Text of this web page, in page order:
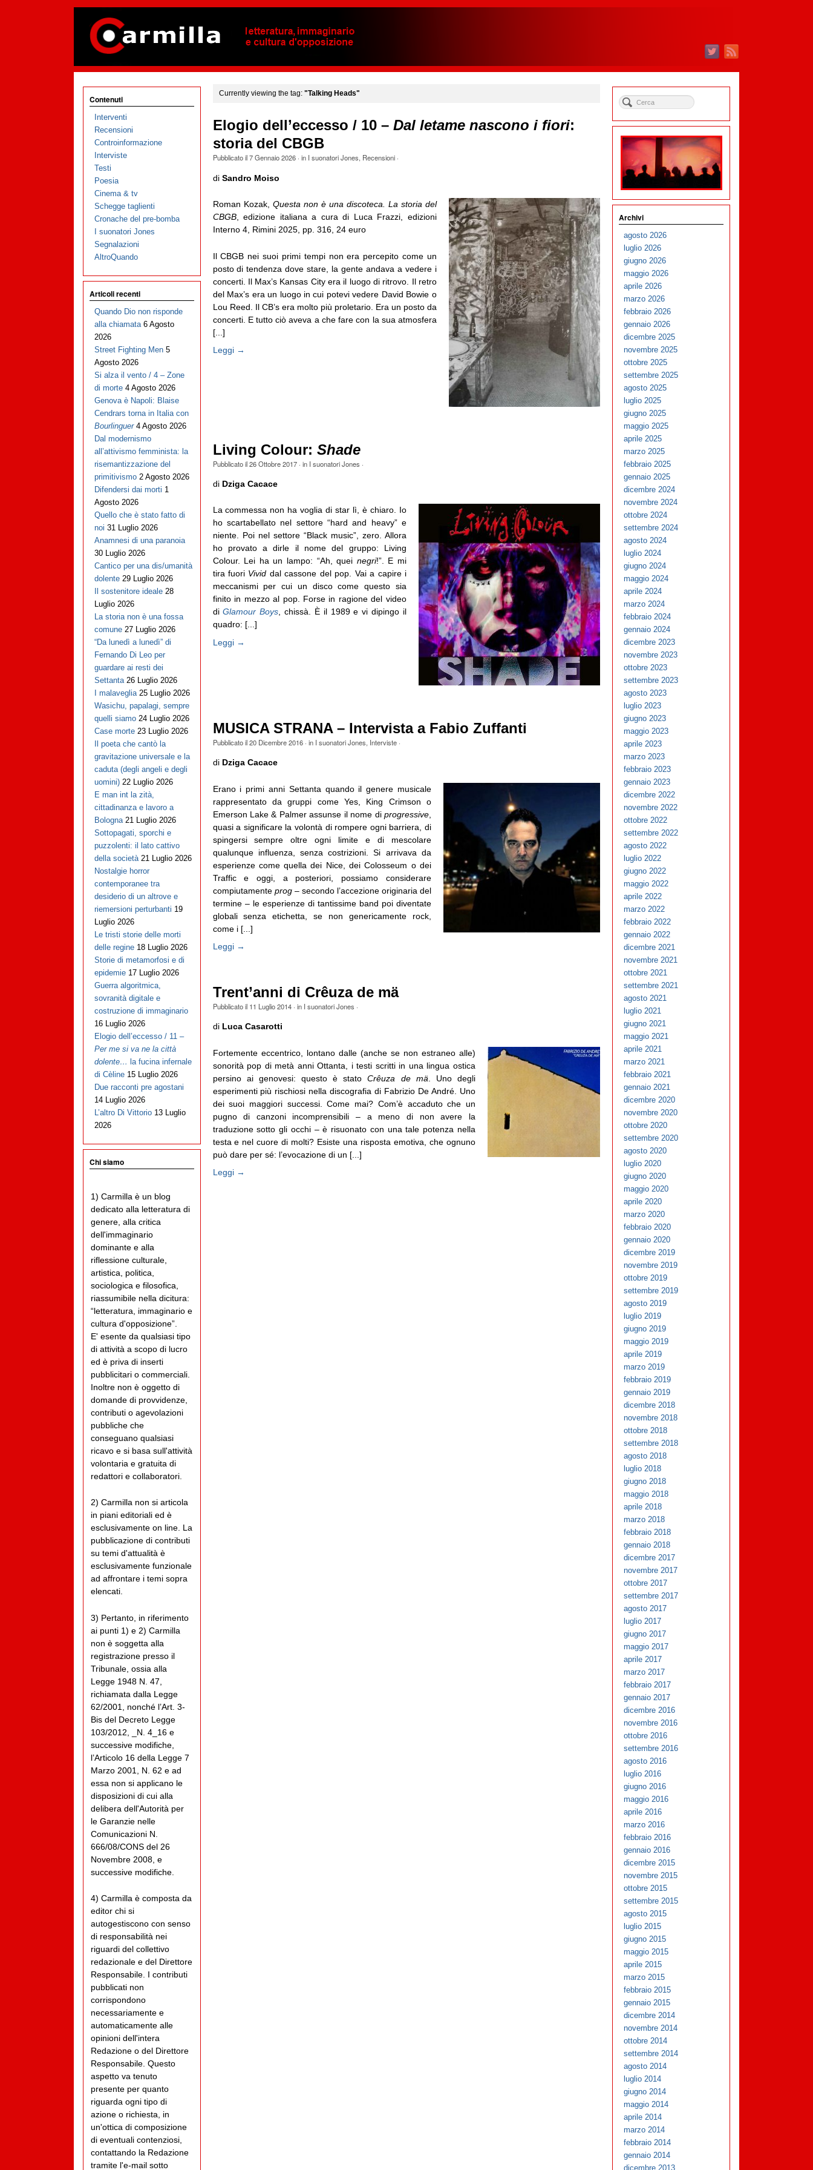
Currently viewing the tag: "Talking Heads"
Elogio dell’eccesso / 10 – Dal letame nascono i fiori:
storia del CBGB
Pubblicato il7 Gennaio 2026· in I suonatori Jones, Recensioni·
di Sandro Moiso
Roman Kozak, Questa non è una discoteca. La storia del
CBGB, edizione italiana a cura di Luca Frazzi, edizioni
Interno 4, Rimini 2025, pp. 316, 24 euro
Il CBGB nei suoi primi tempi non era percepito come un
posto di tendenza dove stare, la gente andava a vedere i
concerti. Il Max’s Kansas City era il luogo di ritrovo. Il retro
del Max’s era un luogo in cui potevi vedere David Bowie o
Lou Reed. Il CB’s era molto più proletario. Era un posto da
concerti. E tutto ciò aveva a che fare con la sua atmosfera
[...]
Leggi →
Living Colour: Shade
Pubblicato il26 Ottobre 2017· in I suonatori Jones ·
di Dziga Cacace
La commessa non ha voglia di star lì, è chiaro. Io
ho scartabellato nel settore “hard and heavy” e
niente. Poi nel settore “Black music”, zero. Allora
ho provato a dirle il nome del gruppo: Living
Colour. Lei ha un lampo: “Ah, quei negri!”. E mi
tira fuori Vivid dal cassone del pop. Vai a capire i
meccanismi per cui un disco come questo sia
finito in mezzo al pop. Forse in ragione del video
diGlamour Boys, chissà. È il 1989 e vi dipingo il
quadro: [...]
Leggi →
MUSICA STRANA – Intervista a Fabio Zuffanti
Pubblicato il20 Dicembre 2016· in I suonatori Jones, Interviste·
di Dziga Cacace
Erano i primi anni Settanta quando il genere musicale
rappresentato da gruppi come Yes, King Crimson o
Emerson Lake & Palmer assunse il nome di progressive,
quasi a significare la volontà di rompere ogni barriera, di
spingersi sempre oltre ogni limite e di mescolare
qualunque influenza, senza costrizioni. Si arrivava da
esperienze come quella dei Nice, dei Colosseum o dei
Traffic e oggi, a posteriori, possiamo considerare
compiutamente prog– secondo l’accezione originaria del
termine – le esperienze di tantissime band poi diventate
globali senza etichetta, se non genericamente rock,
come i [...]
Leggi →
Trent’anni di Crêuza de mä
Pubblicato il 11 Luglio 2014· in I suonatori Jones ·
di Luca Casarotti
Fortemente eccentrico, lontano dalle (anche se non estraneo alle)
sonorità pop di metà anni Ottanta, i testi scritti in una lingua ostica
persino ai genovesi: questo è statoCrêuza de mä . Uno degli
esperimenti più rischiosi nella discografia di Fabrizio De André. Uno
dei suoi maggiori successi. Come mai? Com’è accaduto che un
pugno di canzoni incomprensibili – a meno di non avere la
traduzione sotto gli occhi – è risuonato con una tale potenza nella
testa e nel cuore di molti? Esiste una risposta emotiva, che ognuno
può dare per sé: l’evocazione di un [...]
Leggi →
Contenuti
Interventi
Recensioni
Controinformazione
Interviste
Testi
Poesia
Cinema & tv
Schegge taglienti
Cronache del pre-bomba
I suonatori Jones
Segnalazioni
AltroQuando
Articoli recenti
Quando Dio non risponde
alla chiamata 6 Agosto
2026
Street Fighting Men 5
Agosto 2026
Si alza il vento / 4 – Zone
di morte 4 Agosto 2026
Genova è Napoli: Blaise
Cendrars torna in Italia con
Bourlinguer 4 Agosto 2026
Dal modernismo
all’attivismo femminista: la
risemantizzazione del
primitivismo 2 Agosto 2026
Difendersi dai morti 1
Agosto 2026
Quello che è stato fatto di
noi 31 Luglio 2026
Anamnesi di una paranoia
30 Luglio 2026
Cantico per una dis/umanità
dolente 29 Luglio 2026
Il sostenitore ideale 28
Luglio 2026
La storia non è una fossa
comune 27 Luglio 2026
“Da lunedì a lunedì” di
Fernando Di Leo per
guardare ai resti dei
Settanta 26 Luglio 2026
I malaveglia 25 Luglio 2026
Wasichu, papalagi, sempre
quelli siamo 24 Luglio 2026
Case morte 23 Luglio 2026
Il poeta che cantò la
gravitazione universale e la
caduta (degli angeli e degli
uomini) 22 Luglio 2026
E man int la zità,
cittadinanza e lavoro a
Bologna 21 Luglio 2026
Sottopagati, sporchi e
puzzolenti: il lato cattivo
della società 21 Luglio 2026
Nostalgie horror
contemporanee tra
desiderio di un altrove e
riemersioni perturbanti 19
Luglio 2026
Le tristi storie delle morti
delle regine 18 Luglio 2026
Storie di metamorfosi e di
epidemie 17 Luglio 2026
Guerra algoritmica,
sovranità digitale e
costruzione di immaginario
16 Luglio 2026
Elogio dell’eccesso / 11 –
Per me si va ne la città
dolente… la fucina infernale
di Cèline 15 Luglio 2026
Due racconti pre agostani
14 Luglio 2026
L’altro Di Vittorio 13 Luglio
2026
Chi siamo
1) Carmilla è un blog
dedicato alla letteratura di
genere, alla critica
dell'immaginario
dominante e alla
riflessione culturale,
artistica, politica,
sociologica e filosofica,
riassumibile nella dicitura:
“letteratura, immaginario e
cultura d'opposizione”.
E' esente da qualsiasi tipo
di attività a scopo di lucro
ed è priva di inserti
pubblicitari o commerciali.
Inoltre non è oggetto di
domande di provvidenze,
contributi o agevolazioni
pubbliche che
conseguano qualsiasi
ricavo e si basa sull'attività
volontaria e gratuita di
redattori e collaboratori.
2) Carmilla non si articola
in piani editoriali ed è
esclusivamente on line. La
pubblicazione di contributi
su temi d'attualità è
esclusivamente funzionale
ad affrontare i temi sopra
elencati.
3) Pertanto, in riferimento
ai punti 1) e 2) Carmilla
non è soggetta alla
registrazione presso il
Tribunale, ossia alla
Legge 1948 N. 47,
richiamata dalla Legge
62/2001, nonché l’Art. 3-
Bis del Decreto Legge
103/2012, _N. 4_16 e
successive modifiche,
l’Articolo 16 della Legge 7
Marzo 2001, N. 62 e ad
essa non si applicano le
disposizioni di cui alla
delibera dell'Autorità per
le Garanzie nelle
Comunicazioni N.
666/08/CONS del 26
Novembre 2008, e
successive modifiche.
4) Carmilla è composta da
editor chi si
autogestiscono con senso
di responsabilità nei
riguardi del collettivo
redazionale e del Direttore
Responsabile. I contributi
pubblicati non
corrispondono
necessariamente e
automaticamente alle
opinioni dell'intera
Redazione o del Direttore
Responsabile. Questo
aspetto va tenuto
presente per quanto
riguarda ogni tipo di
azione o richiesta, in
un'ottica di composizione
di eventuali contenziosi,
contattando la Redazione
tramite l'e-mail sotto
Archivi
agosto 2026
luglio 2026
giugno 2026
maggio 2026
aprile 2026
marzo 2026
febbraio 2026
gennaio 2026
dicembre 2025
novembre 2025
ottobre 2025
settembre 2025
agosto 2025
luglio 2025
giugno 2025
maggio 2025
aprile 2025
marzo 2025
febbraio 2025
gennaio 2025
dicembre 2024
novembre 2024
ottobre 2024
settembre 2024
agosto 2024
luglio 2024
giugno 2024
maggio 2024
aprile 2024
marzo 2024
febbraio 2024
gennaio 2024
dicembre 2023
novembre 2023
ottobre 2023
settembre 2023
agosto 2023
luglio 2023
giugno 2023
maggio 2023
aprile 2023
marzo 2023
febbraio 2023
gennaio 2023
dicembre 2022
novembre 2022
ottobre 2022
settembre 2022
agosto 2022
luglio 2022
giugno 2022
maggio 2022
aprile 2022
marzo 2022
febbraio 2022
gennaio 2022
dicembre 2021
novembre 2021
ottobre 2021
settembre 2021
agosto 2021
luglio 2021
giugno 2021
maggio 2021
aprile 2021
marzo 2021
febbraio 2021
gennaio 2021
dicembre 2020
novembre 2020
ottobre 2020
settembre 2020
agosto 2020
luglio 2020
giugno 2020
maggio 2020
aprile 2020
marzo 2020
febbraio 2020
gennaio 2020
dicembre 2019
novembre 2019
ottobre 2019
settembre 2019
agosto 2019
luglio 2019
giugno 2019
maggio 2019
aprile 2019
marzo 2019
febbraio 2019
gennaio 2019
dicembre 2018
novembre 2018
ottobre 2018
settembre 2018
agosto 2018
luglio 2018
giugno 2018
maggio 2018
aprile 2018
marzo 2018
febbraio 2018
gennaio 2018
dicembre 2017
novembre 2017
ottobre 2017
settembre 2017
agosto 2017
luglio 2017
giugno 2017
maggio 2017
aprile 2017
marzo 2017
febbraio 2017
gennaio 2017
dicembre 2016
novembre 2016
ottobre 2016
settembre 2016
agosto 2016
luglio 2016
giugno 2016
maggio 2016
aprile 2016
marzo 2016
febbraio 2016
gennaio 2016
dicembre 2015
novembre 2015
ottobre 2015
settembre 2015
agosto 2015
luglio 2015
giugno 2015
maggio 2015
aprile 2015
marzo 2015
febbraio 2015
gennaio 2015
dicembre 2014
novembre 2014
ottobre 2014
settembre 2014
agosto 2014
luglio 2014
giugno 2014
maggio 2014
aprile 2014
marzo 2014
febbraio 2014
gennaio 2014
dicembre 2013